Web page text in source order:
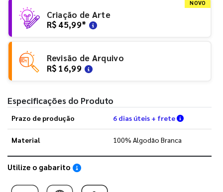
NOVO
Criação de Arte
R$ 45,99*
Revisão de Arquivo
R$ 16,99
Especificações do Produto
Prazo de produção 6 dias úteis + frete Verifique
Material 100% Algodão Branca
Utilize o gabarito Saiba como utilizar os nossos gabaritos